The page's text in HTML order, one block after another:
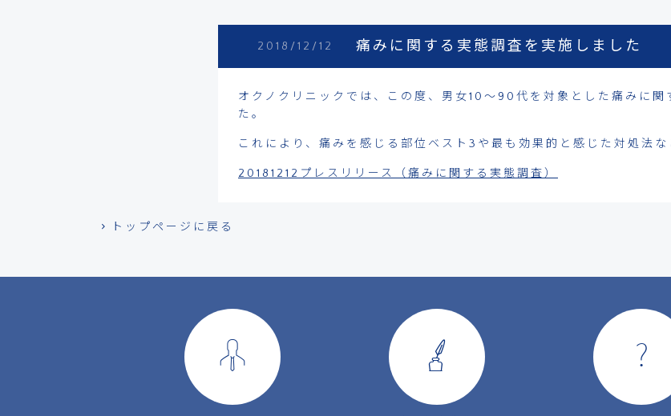
2018/12/12 痛みに関する実態調査を実施しました
オクノクリニックでは、この度、男女10～90代を対象とした痛みに関
た。
これにより、痛みを感じる部位ベスト3や最も効果的と感じた対処法な
20181212プレスリリース（痛みに関する実態調査）
トップページに戻る